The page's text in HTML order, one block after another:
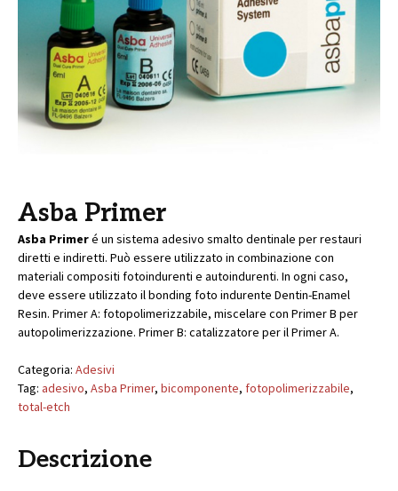
Asba Primer
Asba Primeré un sistema adesivo smalto dentinale per restauri
diretti e indiretti. Può essere utilizzato in combinazione con
materiali compositi fotoindurenti e autoindurenti. In ogni caso,
deve essere utilizzato il bonding foto indurente Dentin-Enamel
Resin. Primer A: fotopolimerizzabile, miscelare con Primer B per
autopolimerizzazione. Primer B: catalizzatore per il Primer A.
Categoria: Adesivi
Tag: adesivo, Asba Primer, bicomponente, fotopolimerizzabile,
total-etch
Descrizione